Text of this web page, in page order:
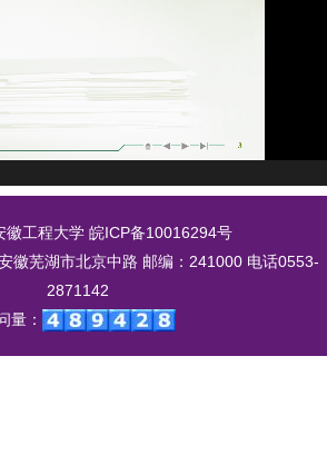
徽工程大学 皖ICP备10016294号
徽芜湖市北京中路 邮编：241000 电话0553-
2871142
量：